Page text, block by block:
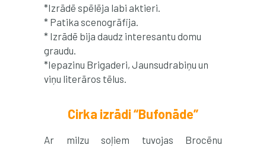
*Izrādē spēlēja labi aktieri.
* Patika scenogrāfija.
* Izrādē bija daudz interesantu domu
graudu.
*Iepazinu Brigaderi, Jaunsudrabiņu un
viņu literāros tēlus.
Cirka izrādi “Bufonāde”
Ar milzu soļiem tuvojas Brocēnu